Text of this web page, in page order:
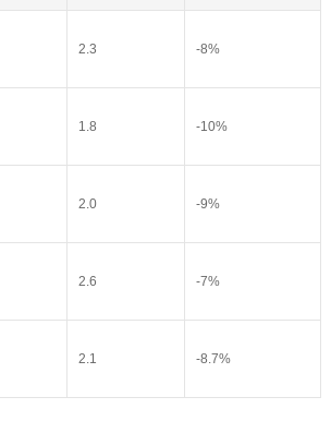
2.3 -8%
1.8 -10%
2.0 -9%
2.6 -7%
2.1 -8.7%